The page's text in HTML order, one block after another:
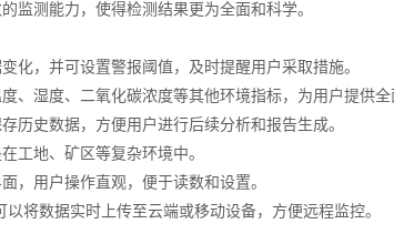
测能力，使得检测结果更为全面和科学。
，并可设置警报阈值，及时提醒用户采取措施。
湿度、二氧化碳浓度等其他环境指标，为用户提供全
史数据，方便用户进行后续分析和报告生成。
地、矿区等复杂环境中。
用户操作直观，便于读数和设置。
数据实时上传至云端或移动设备，方便远程监控。